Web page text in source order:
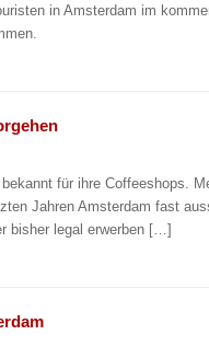
in Amsterdam im
für ihre Coffeeshops.
Jahren Amsterdam fast
bisher legal erwerben […]